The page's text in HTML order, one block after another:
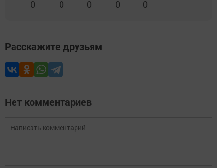
0 0 0 0 0
Расскажите друзьям
Нет комментариев